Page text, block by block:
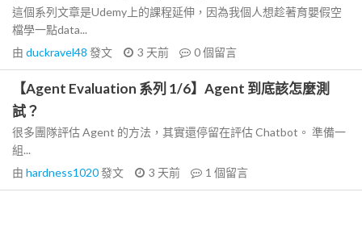
這個系列文章是Udemy上的課程延伸，因為我個人想趁著育嬰假空
檔學一點data...
由 duckravel48 發文 3 天前 0個留言
【Agent Evaluation 系列 1/6】Agent 到底該怎麼測
試？
很多團隊評估 Agent 的方法，其實還停留在評估 Chatbot。 準備一
組...
由 hardness1020發文 3 天前 1 個留言